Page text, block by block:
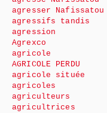
agresser Nafissatou
agressifs tandis
agression
Agrexco
agricole
AGRICOLE PERDU
agricole située
agricoles
agriculteurs
agricultrices